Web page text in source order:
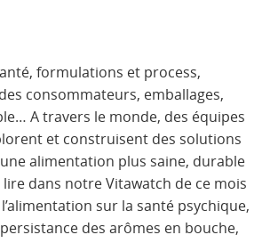
formulations et process,
consommateurs, emballages,
A travers le monde, des équipes
et construisent des solutions
alimentation plus saine, durable
dans notre Vitawatch de ce mois
sur la santé psychique,
des arômes en bouche,